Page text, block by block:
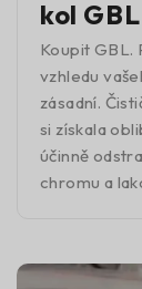
kol GBL
Koupit GBL.
vzhledu
zásadní.
si získala
účinně
chromu a